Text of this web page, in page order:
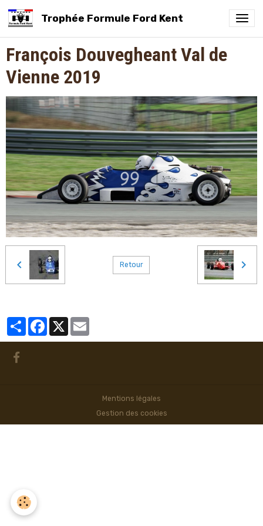
Trophée Formule Ford Kent
François Douvegheant Val de
Vienne 2019
Retour
PartagerFacebook
Mentions légales
Gestion des cookies